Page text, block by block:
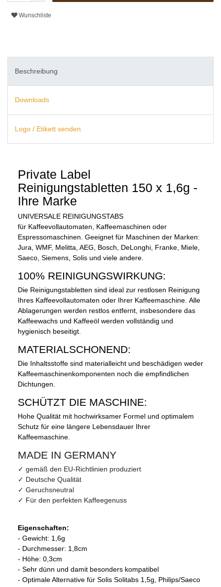
Wunschliste
Beschreibung
Downloads
Logo / Etikett senden
Private Label
Reinigungstabletten 150 x 1,6g -
Ihre Marke
UNIVERSALE REINIGUNGSTABS
für Kaffeevollautomaten, Kaffeemaschinen oder
Espressomaschinen. Geeignet für Maschinen der Marken:
Jura, WMF, Melitta, AEG, Bosch, DeLonghi, Franke, Miele,
Saeco, Siemens, Solis und viele andere.
100% REINIGUNGSWIRKUNG:
Die Reinigungstabletten sind ideal zur restlosen Reinigung
Ihres Kaffeevollautomaten oder Ihrer Kaffeemaschine. Alle
Ablagerungen werden restlos entfernt, insbesondere das
Kaffeewachs und Kaffeeöl werden vollständig und
hygienisch beseitigt.
MATERIALSCHONEND:
Die Inhaltsstoffe sind materialleicht und beschädigen weder
Kaffeemaschinenkomponenten noch die empfindlichen
Dichtungen.
SCHÜTZT DIE MASCHINE:
Hohe Qualität mit hochwirksamer Formel und optimalem
Schutz für eine längere Lebensdauer Ihrer
Kaffeemaschine.
MADE IN GERMANY
✓ gemäß den EU-Richtlinien produziert
✓ Deutsche Qualität
✓ Geruchsneutral
✓ Für den perfekten Kaffeegenuss
Eigenschaften:
- Gewicht: 1,6g
- Durchmesser: 1,8cm
- Höhe: 0,3cm
- Sehr dünn und damit besonders kompatibel
- Optimale Alternative für Solis Solitabs 1,5g, Philips/Saeco